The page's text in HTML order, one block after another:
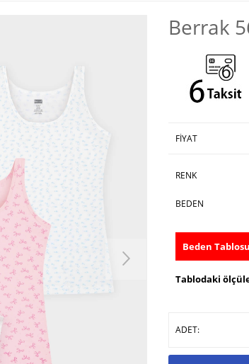
Berrak
FIYAT
RENK
BEDEN
Beden
Tablodaki
ADET: